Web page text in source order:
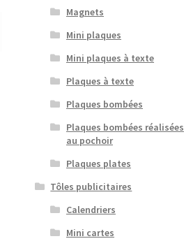
Magnets
Mini plaques
Mini plaques à texte
Plaques à texte
Plaques bombées
Plaques bombées réalisées
au pochoir
Plaques plates
Tôles publicitaires
Calendriers
Mini cartes